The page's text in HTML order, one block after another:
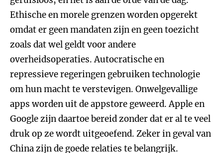
Ethische en morele grenzen worden opgerekt
omdat er geen mandaten zijn en geen toezicht
zoals dat wel geldt voor andere
overheidsoperaties. Autocratische en
repressieve regeringen gebruiken technologie
om hun macht te verstevigen. Onwelgevallige
apps worden uit de appstore geweerd. Apple en
Google zijn daartoe bereid zonder dat er al te veel
druk op ze wordt uitgeoefend. Zeker in geval van
China zijn de goede relaties te belangrijk.